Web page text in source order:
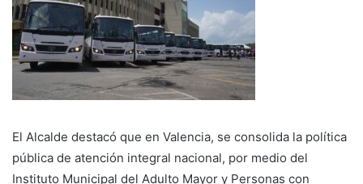
El Alcalde destacó que en Valencia, se consolida la política
pública de atención integral nacional, por medio del
Instituto Municipal del Adulto Mayor y Personas con